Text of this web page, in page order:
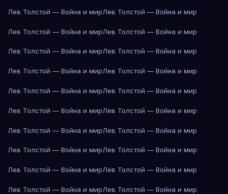
Лев Толстой — Война и мирЛев Толстой — Война и мир
Лев Толстой — Война и мирЛев Толстой — Война и мир
Лев Толстой — Война и мирЛев Толстой — Война и мир
Лев Толстой — Война и мирЛев Толстой — Война и мир
Лев Толстой — Война и мирЛев Толстой — Война и мир
Лев Толстой — Война и мирЛев Толстой — Война и мир
Лев Толстой — Война и мирЛев Толстой — Война и мир
Лев Толстой — Война и мирЛев Толстой — Война и мир
Лев Толстой — Война и мирЛев Толстой — Война и мир
Лев Толстой — Война и мирЛев Толстой — Война и мир